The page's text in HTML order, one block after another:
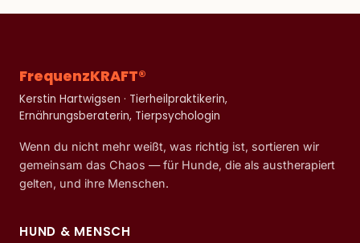
FrequenzKRAFT®
Kerstin Hartwigsen · Tierheilpraktikerin,
Ernährungsberaterin, Tierpsychologin
Wenn du nicht mehr weißt, was richtig ist, sortieren wir
gemeinsam das Chaos — für Hunde, die als austherapiert
gelten, und ihre Menschen.
HUND & MENSCH